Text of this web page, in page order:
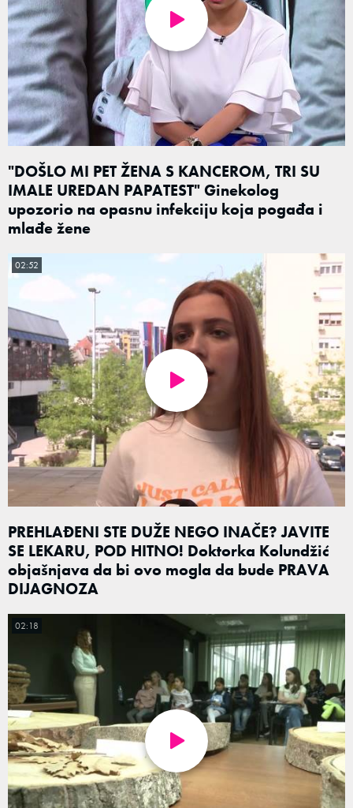
"DOŠLO MI PET ŽENA S KANCEROM, TRI SU
IMALE UREDAN PAPATEST" Ginekolog
upozorio na opasnu infekciju koja pogađa i
mlađe žene
PREHLAĐENI STE DUŽE NEGO INAČE? JAVITE
SE LEKARU, POD HITNO! Doktorka Kolundžić
objašnjava da bi ovo mogla da bude PRAVA
DIJAGNOZA
02:52
02:18